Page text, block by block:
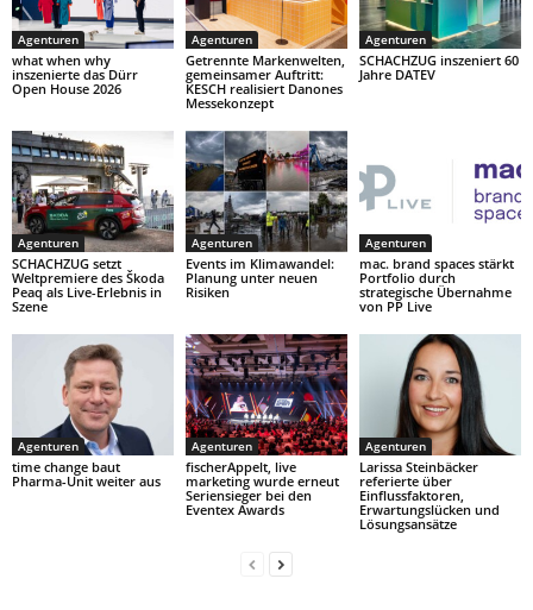
Agenturen
what when why
inszenierte das Dürr
Open House 2026
Agenturen
Getrennte Markenwelten,
gemeinsamer Auftritt:
KESCH realisiert Danones
Messekonzept
Agenturen
SCHACHZUG inszeniert 60
Jahre DATEV
Agenturen
SCHACHZUG setzt
Weltpremiere des Škoda
Peaq als Live-Erlebnis in
Szene
Agenturen
Events im Klimawandel:
Planung unter neuen
Risiken
Agenturen
mac. brand spaces stärkt
Portfolio durch
strategische Übernahme
von PP Live
Agenturen
time change baut
Pharma-Unit weiter aus
Agenturen
fischerAppelt, live
marketing wurde erneut
Seriensieger bei den
Eventex Awards
Agenturen
Larissa Steinbäcker
referierte über
Einflussfaktoren,
Erwartungslücken und
Lösungsansätze